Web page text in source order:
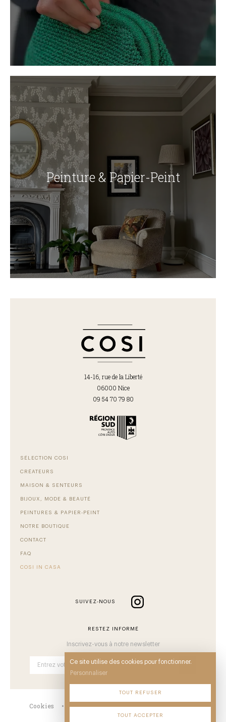
Peinture & Papier-Peint
14-16, rue de la Liberté
06000 Nice
09 54 70 79 80
SÉLECTION COSI
CRÉATEURS
MAISON & SENTEURS
BIJOUX, MODE & BEAUTÉ
PEINTURES & PAPIER-PEINT
NOTRE BOUTIQUE
CONTACT
FAQ
COSI IN CASA
SUIVEZ-NOUS
RESTEZ INFORMÉ
Inscrivez-vous à notre newsletter
OK
Cookies • Mentions • CGV • Plan du site •
Ce site utilise des cookies pour fonctionner.
Personnaliser
TOUT REFUSER
TOUT ACCEPTER